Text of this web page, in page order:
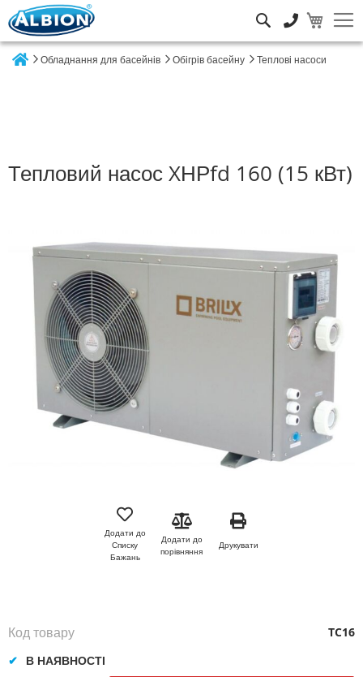
Обладнання для басейнів Обігрів басейну Теплові насоси
Тепловий насос XНРfd 160 (15 кВт)
кінця
галереї
зображень
Додати до
Списку
Бажань
Додати до
порівняння
Друкувати
В НАЯВНОСТІ
Код товару TC16